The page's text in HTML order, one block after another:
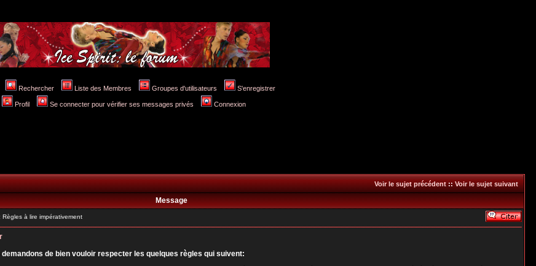
Rechercher Liste des Membres Groupes d'utilisateurs S'enregistrer
Profil Se connecter pour vérifier ses messages privés Connexion
Voir le sujet précédent::Voir le sujet suivant
Message
à lire impérativement
de bien vouloir respecter les quelques règles qui suivent: